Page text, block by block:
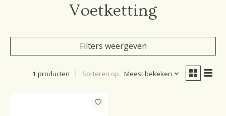
Voetketting
Filters weergeven
1 producten Sorteren op Meest bekeken